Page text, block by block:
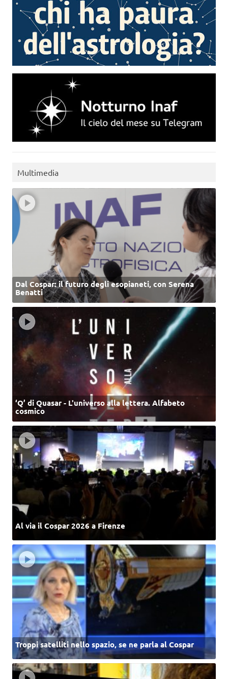
Multimedia
Dal Cospar: il futuro degli esopianeti, con Serena
Benatti
‘Q’ di Quasar - L'universo alla lettera. Alfabeto
cosmico
Al via il Cospar 2026 a Firenze
Troppi satelliti nello spazio, se ne parla al Cospar